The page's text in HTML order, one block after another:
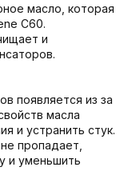
масло, которая
C60.
и
появляется из за
масла
и устранить стук.
пропадает,
и уменьшить